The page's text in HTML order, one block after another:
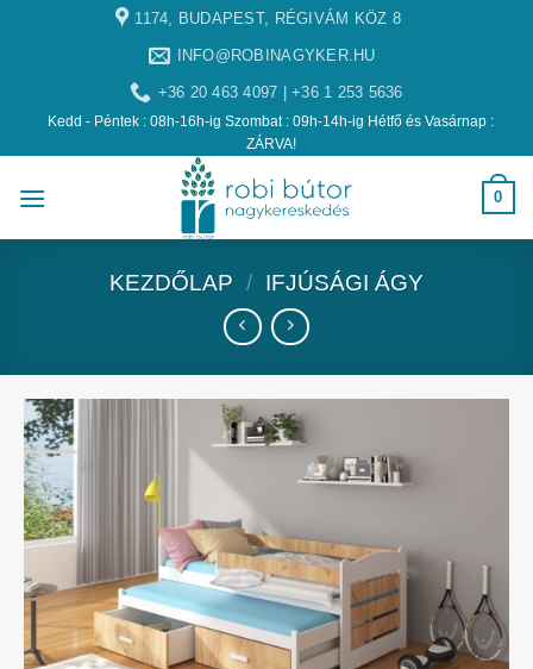
1174, BUDAPEST, RÉGIVÁM KÖZ 8
INFO@ROBINAGYKER.HU
+36 20 463 4097 | +36 1 253 5636
Kedd - Péntek : 08h-16h-ig Szombat : 09h-14h-ig Hétfő és Vasárnap :
ZÁRVA!
0
KEZDŐLAP / IFJÚSÁGI ÁGY